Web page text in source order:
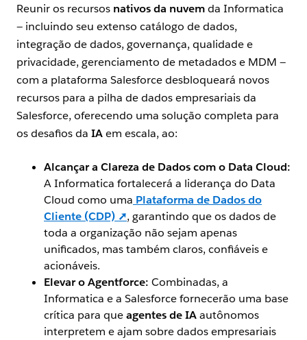
Reunir os recursos nativos da nuvemda Informatica
— incluindo seu extenso catálogo de dados,
integração de dados, governança, qualidade e
privacidade, gerenciamento de metadados e MDM —
com a plataforma Salesforce desbloqueará novos
recursos para a pilha de dados empresariais da
Salesforce, oferecendo uma solução completa para
os desafios da IAem escala, ao:
Alcançar a Clareza de Dados com o Data Cloud:
A Informatica fortalecerá a liderança do Data
Cloud como uma Plataforma de Dados do
Cliente (CDP) ➚, garantindo que os dados de
toda a organização não sejam apenas
unificados, mas também claros, confiáveis e
acionáveis.
Elevar o Agentforce: Combinadas, a
Informatica e a Salesforce fornecerão uma base
crítica para queagentes de IAautônomos
interpretem e ajam sobre dados empresariais